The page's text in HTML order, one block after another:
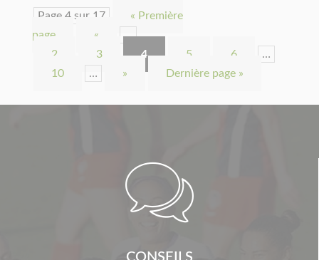
Page 4 sur 17
« Première
page
«
…
2
3 4 5 6
…
10
… » Dernière page »
